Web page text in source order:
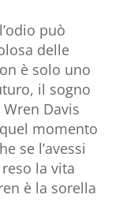
può
delle
è solo uno
il sogno
Davis
momento
se l’avessi
la vita
è la sorella